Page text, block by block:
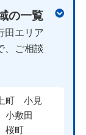
の一覧
田エリア
、ご相談
町
小見
小敷田
桜町